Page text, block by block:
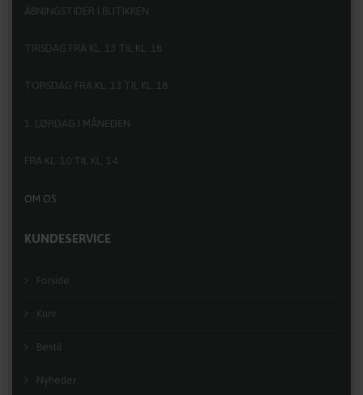
ÅBNINGSTIDER I BUTIKKEN:
TIRSDAG FRA KL. 13 TIL KL. 18
TORSDAG FRA KL. 13 TIL KL. 18
1. LØRDAG I MÅNEDEN
FRA KL. 10 TIL KL. 14
OM OS
KUNDESERVICE
Forside
Kurv
Bestil
Nyheder